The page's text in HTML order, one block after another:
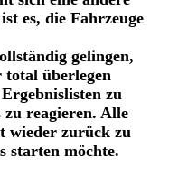
es, die Fahrzeuge
gelingen,
überlegen
zu
zu reagieren. Alle
wieder zurück zu
starten möchte.